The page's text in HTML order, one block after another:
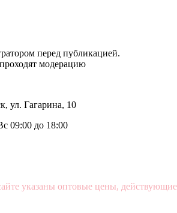
перед публикацией.
модерацию
ул. Гагарина, 10
09:00 до 18:00
указаны оптовые цены,